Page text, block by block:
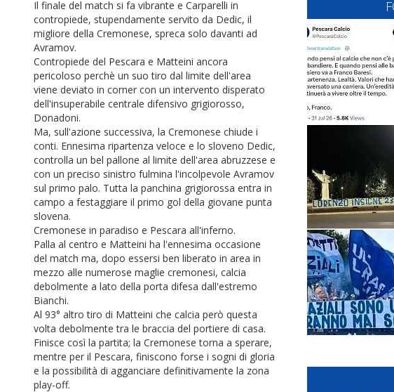
Il finale del match si fa vibrante e Carparelli in
contropiede, stupendamente servito da Dedic, il
migliore della Cremonese, spreca solo davanti ad
Avramov.
Contropiede del Pescara e Matteini ancora
pericoloso perchè un suo tiro dal limite dell'area
viene deviato in corner con un intervento disperato
dell'insuperabile centrale difensivo grigiorosso,
Donadoni.
Ma, sull'azione successiva, la Cremonese chiude i
conti. Ennesima ripartenza veloce e lo sloveno Dedic,
controlla un bel pallone al limite dell'area abruzzese e
con un preciso sinistro fulmina l'incolpevole Avramov
sul primo palo. Tutta la panchina grigiorossa entra in
campo a festaggiare il primo gol della giovane punta
slovena.
Cremonese in paradiso e Pescara all'inferno.
Palla al centro e Matteini ha l'ennesima occasione
del match ma, dopo essersi ben liberato in area in
mezzo alle numerose maglie cremonesi, calcia
debolmente a lato della porta difesa dall'estremo
Bianchi.
Al 93° altro tiro di Matteini che calcia però questa
volta debolmente tra le braccia del portiere di casa.
Finisce così la partita; la Cremonese torna a sperare,
mentre per il Pescara, finiscono forse i sogni di gloria
e la possibilità di agganciare definitivamente la zona
play-off.